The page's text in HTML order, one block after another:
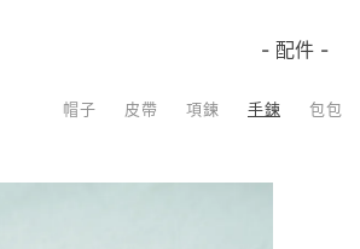
- 配件 -
帽子 皮帶 項鍊 手鍊 包包